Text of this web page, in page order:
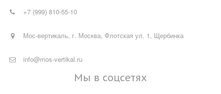
+7 (999) 810-55-10
Мос-вертикаль, г. Москва, Флотская ул. 1, Щербинка
info@mos-vertikal.ru
Мы в соцсетях